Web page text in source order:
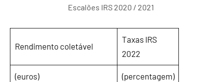
Escalões IRS 2020 / 2021
Rendimento coletável
Taxas IRS
2022
(euros) (percentagem)